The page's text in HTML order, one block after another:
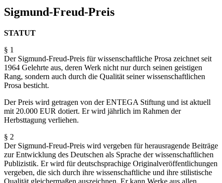
Sigmund-Freud-Preis
STATUT
§ 1
Der Sigmund-Freud-Preis für wissenschaftliche Prosa zeichnet seit
1964 Gelehrte aus, deren Werk nicht nur durch seinen geistigen
Rang, sondern auch durch die Qualität seiner wissenschaftlichen
Prosa besticht.
Der Preis wird getragen von der ENTEGA Stiftung und ist aktuell
mit 20.000 EUR dotiert. Er wird jährlich im Rahmen der
Herbsttagung verliehen.
§ 2
Der Sigmund-Freud-Preis wird vergeben für herausragende Beiträge
zur Entwicklung des Deutschen als Sprache der wissenschaftlichen
Publizistik. Er wird für deutschsprachige Originalveröffentlichungen
vergeben, die sich durch ihre wissenschaftliche und ihre stilistische
Qualität gleichermaßen auszeichnen. Er kann Werke aus allen